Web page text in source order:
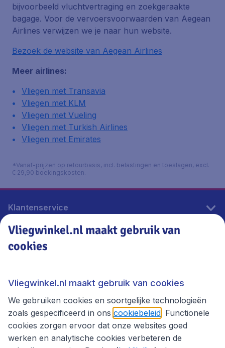
bijvoorbeeld vluchtvertraging en zoekgeraakte
bagage. Voor de vervoersvoorwaarden van Aegean
Airlines verwijzen we je naar hun website.
Bezoek de website van Aegean Airlines
Meer airlines:
Vliegen met Transavia
Vliegen met KLM
Vliegen met Vueling
Vliegen met Turkish Airlines
Vliegen met Emirates
*Vanaf-prijzen op retourbasis, incl. belastingen en toeslagen, excl.
€ 29,90 boekingskosten.
Klantenservice
Vliegwinkel.nl
Thema's
Vliegwinkel.nl maakt gebruik van
cookies
Vliegwinkel.nl maakt gebruik van cookies
We gebruiken cookies en soortgelijke technologieën
zoals gespecificeerd in ons cookiebeleid . Functionele
cookies zorgen ervoor dat onze websites goed
werken en analytische cookies verbeteren de